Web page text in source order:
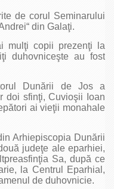
de corul Seminarului
din Galaţi.
mulţi copii prezenţi la
duhovniceşte au fost
Dunării de Jos a
doi sfinţi, Cuvioşii Ioan
ai vieţii monahale
Arhiepiscopia Dunării
judeţe ale eparhiei,
Sa, după ce
la Centrul Eparhial,
de duhovnicie.